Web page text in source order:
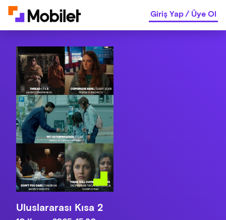
Giriş Yap/Üye Ol
Uluslararası Kısa 2